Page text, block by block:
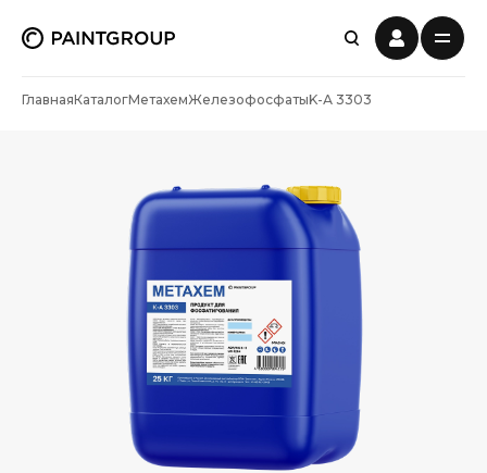
ГлавнаяКаталогМетахемЖелезофосфатыK-А 3303